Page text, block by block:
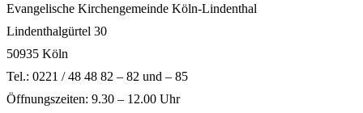
Evangelische Kirchengemeinde Köln-Lindenthal
Lindenthalgürtel 30
50935 Köln
Tel.: 0221 / 48 48 82 – 82 und – 85
Öffnungszeiten: 9.30 – 12.00 Uhr